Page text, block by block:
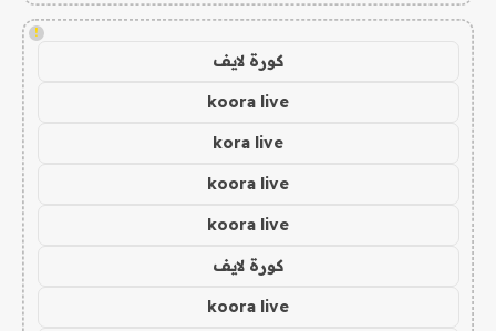
!
كورة لايف
koora live
kora live
koora live
koora live
كورة لايف
koora live